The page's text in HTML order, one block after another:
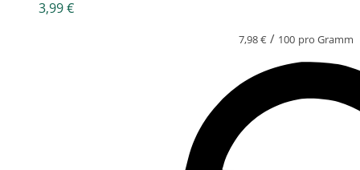
3,99€
7,98€ / 100 pro Gramm